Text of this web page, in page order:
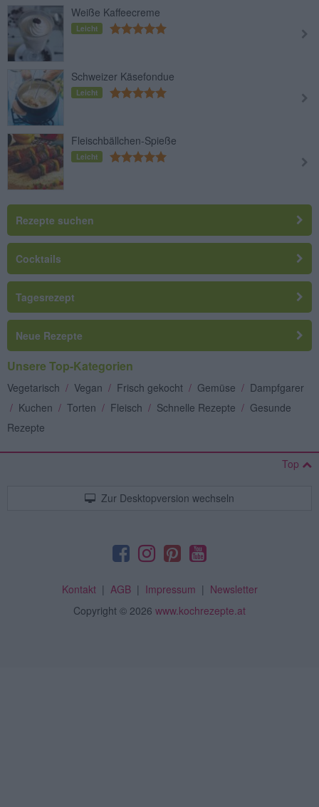
Weiße Kaffeecreme
Leicht
Schweizer Käsefondue
Leicht
Fleischbällchen-Spieße
Leicht
Rezepte suchen
Cocktails
Tagesrezept
Neue Rezepte
Unsere Top-Kategorien
Vegetarisch / Vegan / Frisch gekocht / Gemüse / Dampfgarer
/ Kuchen / Torten / Fleisch / Schnelle Rezepte / Gesunde
Rezepte
Top
Zur Desktopversion wechseln
Kontakt| AGB| Impressum | Newsletter
Copyright © 2026 www.kochrezepte.at